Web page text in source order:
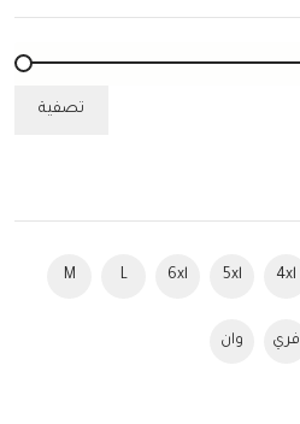
تصفية
4xl
5xl
6xl
L
M
فري وان